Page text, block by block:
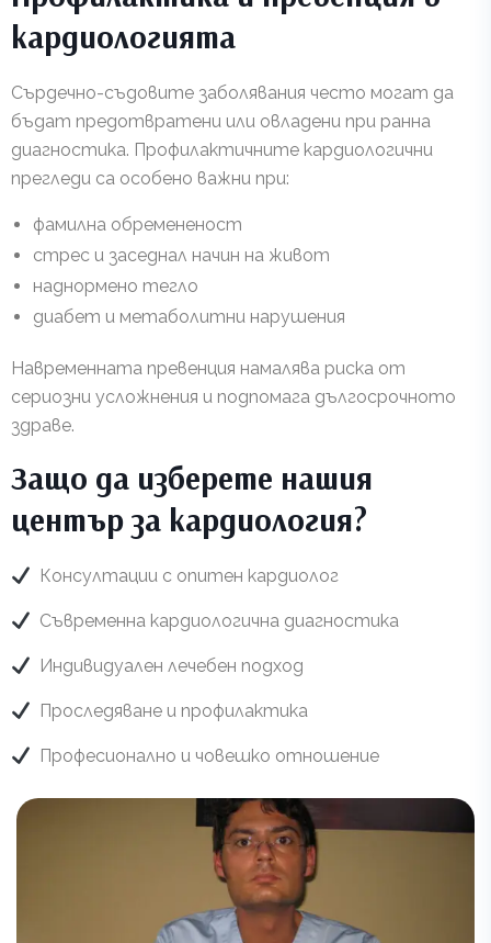
кардиологията
Сърдечно-съдовите заболявания често могат да
бъдат предотвратени или овладени при ранна
диагностика. Профилактичните кардиологични
прегледи са особено важни при:
фамилна обремененост
стрес и заседнал начин на живот
наднормено тегло
диабет и метаболитни нарушения
Навременната превенция намалява риска от
сериозни усложнения и подпомага дългосрочното
здраве.
Защо да изберете нашия
център за кардиология?
Консултации с опитен кардиолог
Съвременна кардиологична диагностика
Индивидуален лечебен подход
Проследяване и профилактика
Професионално и човешко отношение